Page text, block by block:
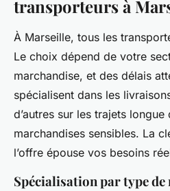
transporteurs à
À Marseille, tous les
Le choix dépend de votre
marchandise, et des délais
spécialisent dans les
d’autres sur les trajets
marchandises sensibles. La
l’offre épouse vos besoins
Spécialisation par type